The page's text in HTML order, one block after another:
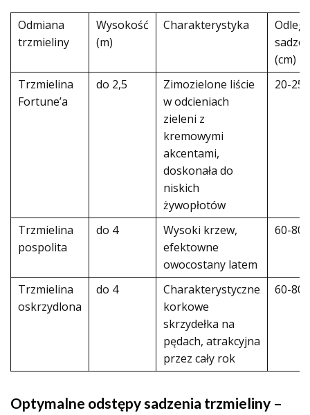
Odmiana
trzmieliny
Wysokość
(m)
Charakterystyka
(cm)
Trzmielina
Fortune’a
do 2,5
Zimozielone liście
w odcieniach
zieleni z
kremowymi
akcentami,
doskonała do
niskich
żywopłotów
20-25
Trzmielina
pospolita
do 4
Wysoki krzew,
efektowne
owocostany latem
60-80
Trzmielina
oskrzydlona
do 4
Charakterystyczne
korkowe
skrzydełka na
pędach, atrakcyjna
przez cały rok
60-80
Optymalne odstępy sadzenia trzmieliny –